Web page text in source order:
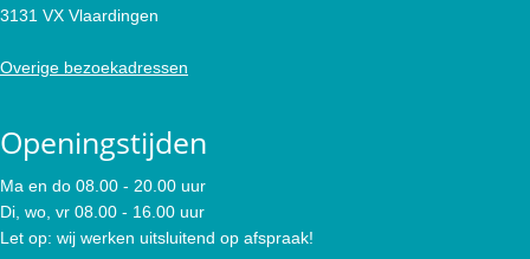
3131 VX Vlaardingen
Overige bezoekadressen
Openingstijden
Ma en do 08.00 - 20.00 uur
Di, wo, vr 08.00 - 16.00 uur
Let op: wij werken uitsluitend op afspraak!